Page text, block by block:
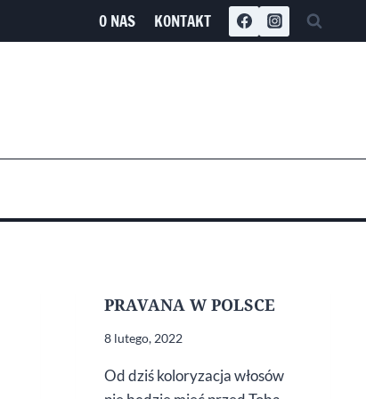
O NAS KONTAKT
PRAVANA W POLSCE
8 lutego, 2022
Od dziś koloryzacja włosów